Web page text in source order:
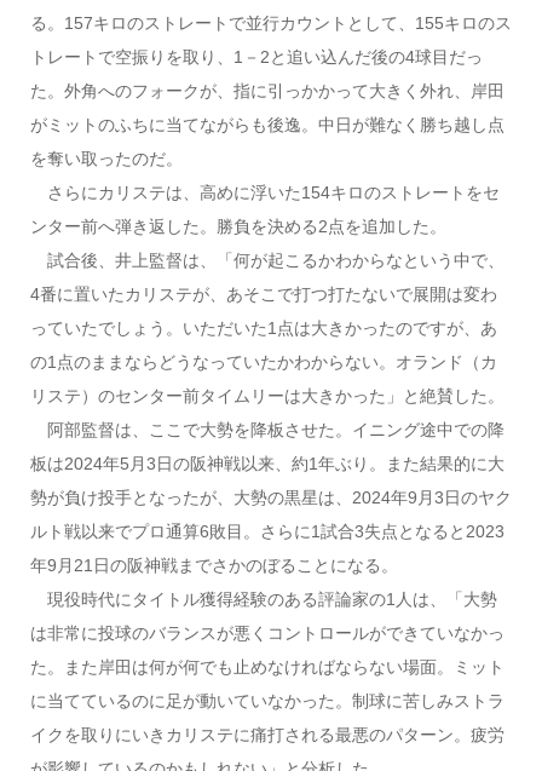
る。157キロのストレートで並行カウントとして、155キロのス
トレートで空振りを取り、1－2と追い込んだ後の4球目だっ
た。外角へのフォークが、指に引っかかって大きく外れ、岸田
がミットのふちに当てながらも後逸。中日が難なく勝ち越し点
を奪い取ったのだ。
さらにカリステは、高めに浮いた154キロのストレートをセ
ンター前へ弾き返した。勝負を決める2点を追加した。
試合後、井上監督は、「何が起こるかわからなという中で、
4番に置いたカリステが、あそこで打つ打たないで展開は変わ
っていたでしょう。いただいた1点は大きかったのですが、あ
の1点のままならどうなっていたかわからない。オランド（カ
リステ）のセンター前タイムリーは大きかった」と絶賛した。
阿部監督は、ここで大勢を降板させた。イニング途中での降
板は2024年5月3日の阪神戦以来、約1年ぶり。また結果的に大
勢が負け投手となったが、大勢の黒星は、2024年9月3日のヤク
ルト戦以来でプロ通算6敗目。さらに1試合3失点となると2023
年9月21日の阪神戦までさかのぼることになる。
現役時代にタイトル獲得経験のある評論家の1人は、「大勢
は非常に投球のバランスが悪くコントロールができていなかっ
た。また岸田は何が何でも止めなければならない場面。ミット
に当てているのに足が動いていなかった。制球に苦しみストラ
イクを取りにいきカリステに痛打される最悪のパターン。疲労